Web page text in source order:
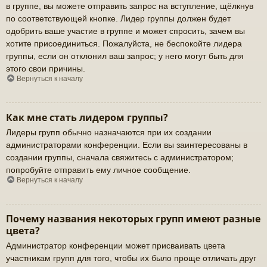
в группе, вы можете отправить запрос на вступление, щёлкнув
по соответствующей кнопке. Лидер группы должен будет
одобрить ваше участие в группе и может спросить, зачем вы
хотите присоединиться. Пожалуйста, не беспокойте лидера
группы, если он отклонил ваш запрос; у него могут быть для
этого свои причины.
Вернуться к началу
Как мне стать лидером группы?
Лидеры групп обычно назначаются при их создании
администраторами конференции. Если вы заинтересованы в
создании группы, сначала свяжитесь с администратором;
попробуйте отправить ему личное сообщение.
Вернуться к началу
Почему названия некоторых групп имеют разные
цвета?
Администратор конференции может присваивать цвета
участникам групп для того, чтобы их было проще отличать друг